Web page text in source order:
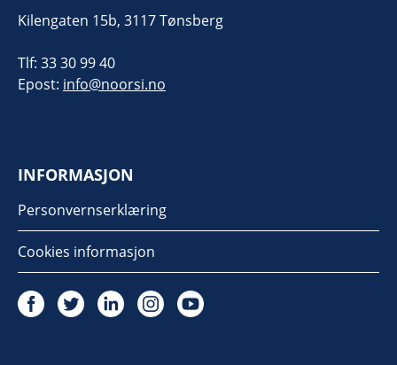
Kilengaten 15b, 3117 Tønsberg
Tlf: 33 30 99 40
Epost: info@noorsi.no
INFORMASJON
Personvernserklæring
Cookies informasjon